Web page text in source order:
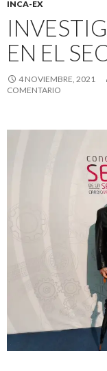
INCA-EX
EN EL
4 NOVIEMBRE, 2021
COMENTARIO